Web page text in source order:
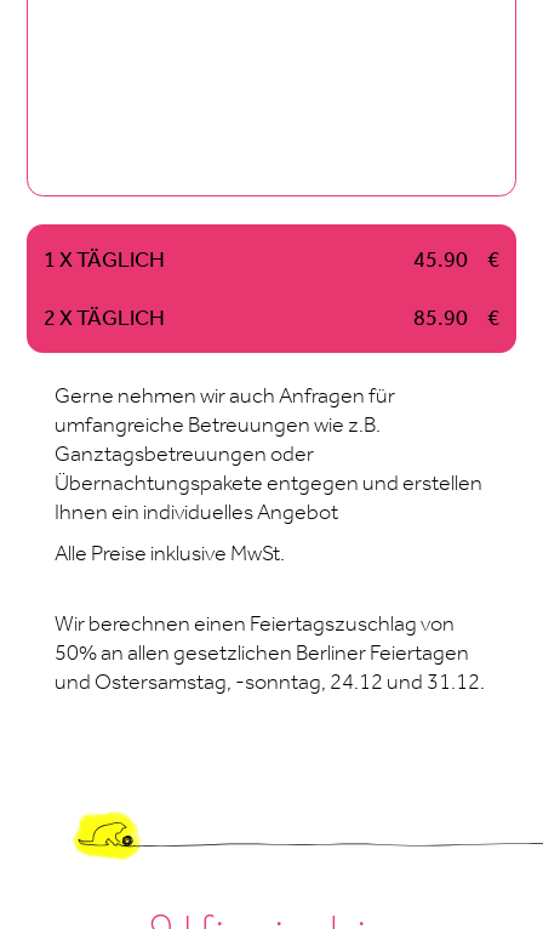
1 X TÄGLICH 45.90 €
2 X TÄGLICH 85.90 €
Gerne nehmen wir auch Anfragen für
umfangreiche Betreuungen wie z.B.
Ganztagsbetreuungen oder
Übernachtungspakete entgegen und erstellen
Ihnen ein individuelles Angebot
Alle Preise inklusive MwSt.
Wir berechnen einen Feiertagszuschlag von
50% an allen gesetzlichen Berliner Feiertagen
und Ostersamstag, -sonntag, 24.12 und 31.12.